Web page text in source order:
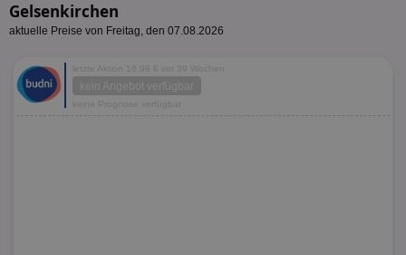
Gelsenkirchen
aktuelle Preise von Freitag, den 07.08.2026
letzte Aktion 16,99 € vor 39 Wochen
kein Angebot verfügbar
keine Prognose verfügbar